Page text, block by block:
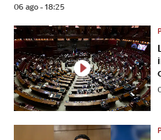
06 ago - 18:25